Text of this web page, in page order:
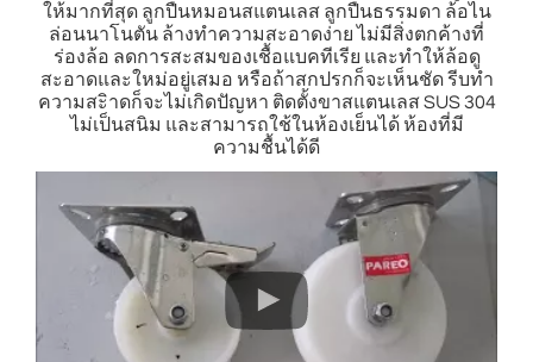
ให้มากที่สุด ลูกปืนหมอนสแตนเลส ลูกปืนธรรมดา ล้อไน
ล่อนนาโนตัน ล้างทำความสะอาดง่าย ไม่มีสิ่งตกค้างที่
ร่องล้อ ลดการสะสมของเชื้อแบคทีเรีย และทำให้ล้อดู
สะอาดและใหม่อยู่เสมอ หรือถ้าสกปรกก็จะเห็นชัด รีบทำ
ความสะิาดก็จะไม่เกิดปัญหา ติดตั้งขาสแตนเลส SUS 304
ไม่เป็นสนิม และสามารถใช้ในห้องเย็นได้ ห้องที่มี
ความชื้นได้ดี